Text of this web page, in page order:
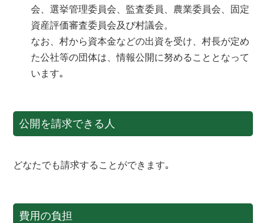
会、選挙管理委員会、監査委員、農業委員会、固定
資産評価審査委員会及び村議会。
なお、村から資本金などの出資を受け、村長が定め
た公社等の団体は、情報公開に努めることとなって
います｡
公開を請求できる人
どなたでも請求することができます｡
費用の負担